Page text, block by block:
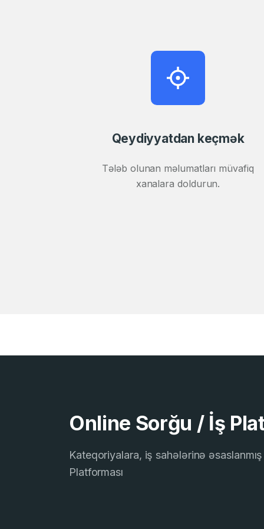
Qeydiyyatdan keçmək
Tələb olunan məlumatları müvafiq
xanalara doldurun.
Online Sorğu / İş
Kateqoriyalara, iş sahələrinə
Platforması